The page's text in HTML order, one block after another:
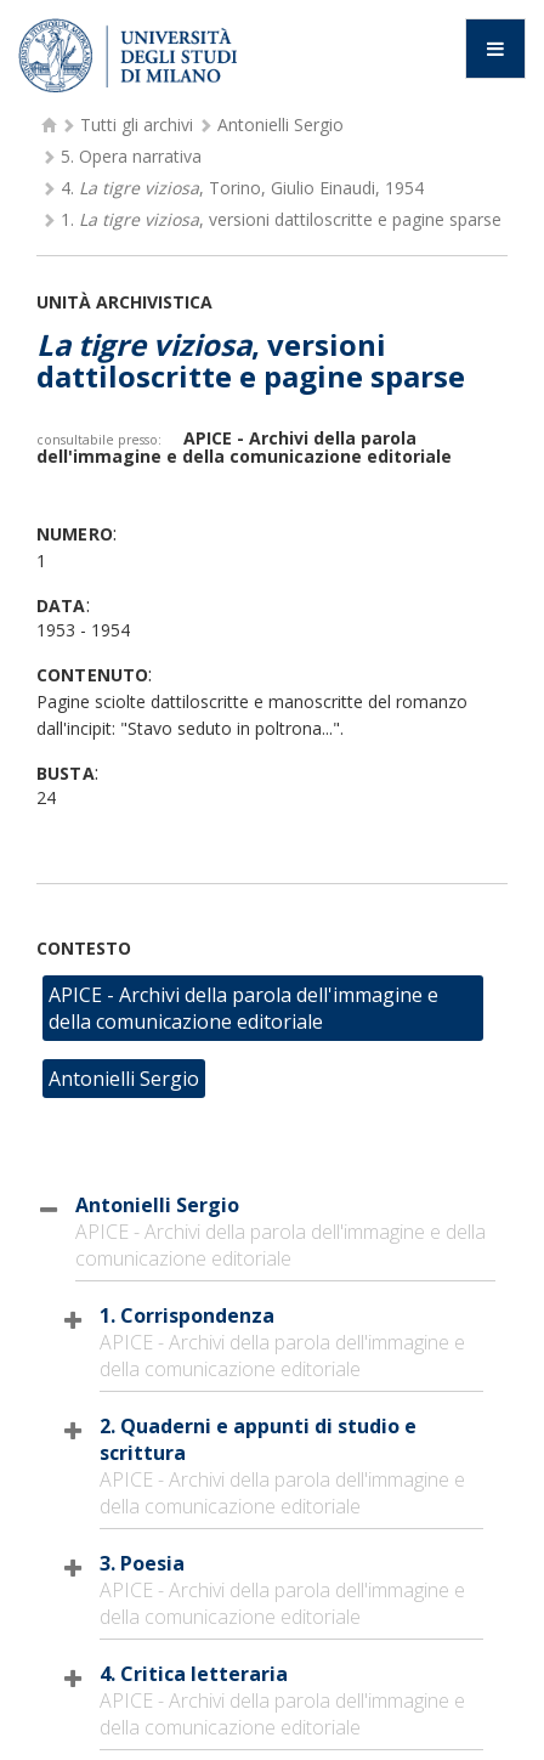
Tutti gli archivi
Antonielli Sergio
5. Opera narrativa
4. La tigre viziosa, Torino, Giulio Einaudi, 1954
1. La tigre viziosa, versioni dattiloscritte e pagine sparse
UNITÀ ARCHIVISTICA
La tigre viziosa, versioni
dattiloscritte e pagine sparse
consultabile presso: APICE - Archivi della parola
dell'immagine e della comunicazione editoriale
NUMERO:
1
DATA:
1953 - 1954
CONTENUTO:
Pagine sciolte dattiloscritte e manoscritte del romanzo
dall'incipit: "Stavo seduto in poltrona...".
BUSTA:
24
CONTESTO
APICE - Archivi della parola dell'immagine e
della comunicazione editoriale
Antonielli Sergio
Antonielli Sergio
APICE - Archivi della parola dell'immagine e della
comunicazione editoriale
1. Corrispondenza
APICE - Archivi della parola dell'immagine e
della comunicazione editoriale
2. Quaderni e appunti di studio e
scrittura
APICE - Archivi della parola dell'immagine e
della comunicazione editoriale
3. Poesia
APICE - Archivi della parola dell'immagine e
della comunicazione editoriale
4. Critica letteraria
APICE - Archivi della parola dell'immagine e
della comunicazione editoriale